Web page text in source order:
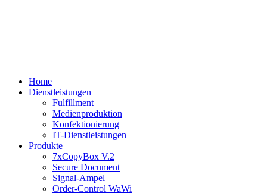
Home
Dienstleistungen
Fulfillment
Medienproduktion
Konfektionierung
IT-Dienstleistungen
Produkte
7xCopyBox V.2
Secure Document
Signal-Ampel
Order-Control WaWi